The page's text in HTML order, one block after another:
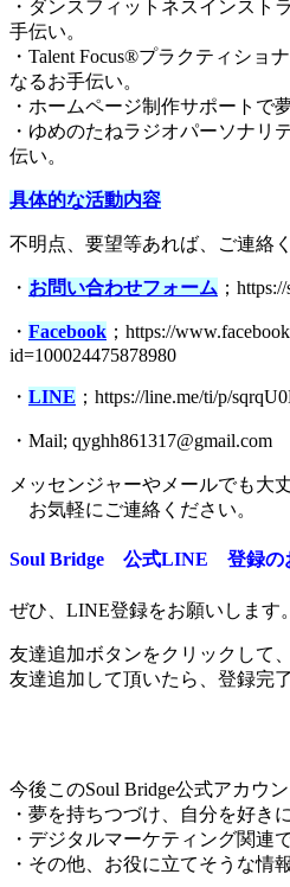
・ダンスフィットネスインスト
手伝い。
・Talent Focus®︎プラクティショ
なるお手伝い。
・ホームページ制作サポートで
・ゆめのたねラジオパーソナリ
伝い。
具体的な活動内容
不明点、要望等あれば、ご連絡
・ お問い合わせフォーム ；
・ Facebook ；https://
id=100024475878980
・ LINE ；https://line.me/ti/p/
・Mail; qyghh861317@gmail.com
メッセンジャーやメールでも大
お気軽にご連絡ください。
Soul Bridge 公式LINE 登録の
ぜひ、LINE登録をお願いします。
友達追加ボタンをクリックして、
友達追加して頂いたら、登録完了
今後このSoul Bridge公式アカウン
・夢を持ちつづけ、自分を好き
・デジタルマーケティング関連
・その他、お役に立てそうな情報